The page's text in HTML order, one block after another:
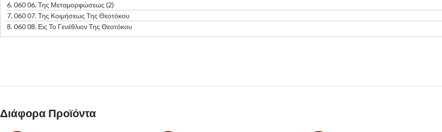
6.060 06. Της Μεταμορφώσεως (2)
7.060 07. Της Κοιμήσεως Της Θεοτόκου
8.060 08. Εις Το Γενέθλιον Της Θεοτόκου
Διάφορα Προϊόντα